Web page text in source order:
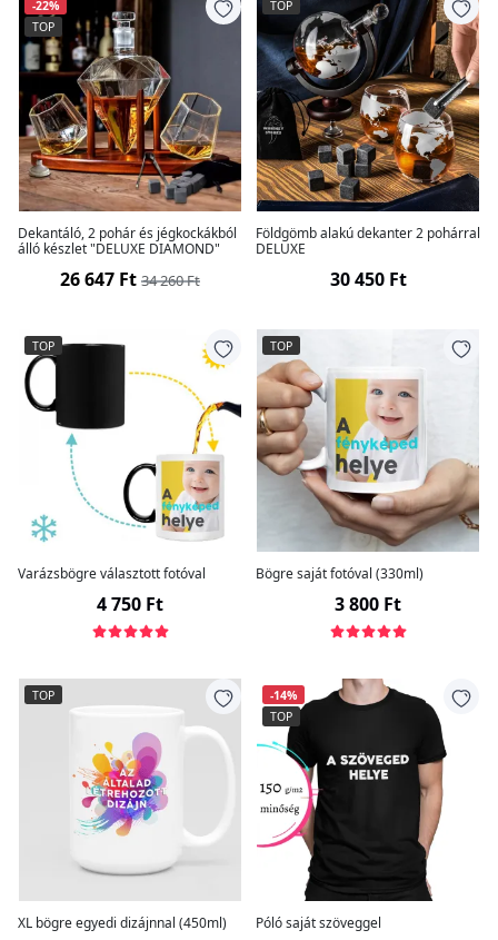
-22%
TOP
Dekantáló, 2 pohár és jégkockákból
álló készlet "DELUXE DIAMOND"
26 647 Ft 34 260 Ft
TOP
Földgömb alakú dekanter 2 pohárral
DELUXE
30 450 Ft
TOP
Varázsbögre választott fotóval
4 750 Ft
TOP
Bögre saját fotóval (330ml)
3 800 Ft
TOP
XL bögre egyedi dizájnnal (450ml)
-14%
TOP
Póló saját szöveggel